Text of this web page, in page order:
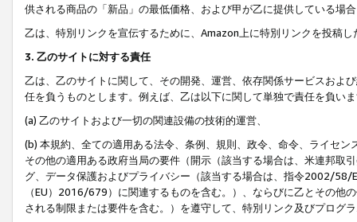
供される商品の「新品」の最低価格、および甲が乙に提供している場
乙は、特別リンクを宣伝するために、Amazon上に特別リンクを投稿
3. 乙のサイトに対する責任
乙は、乙のサイトに関して、その開発、運営、依存関係サービスおよ
任を負うものとします。例えば、乙は以下に関して単独で責任を負い
(a) 乙のサイトおよび一切の関連設備の技術的運営、
(b) 本規約、全ての適用ある法令、条例、規則、政令、命令、ライセ
その他の適用ある政府当局の要件（開示（該当する場合は、米連邦取
グ、データ保護およびプライバシー（該当する場合は、指令2002/58/
（EU）2016/679）に関連するものを含む。）、ならびに乙とその他
される制限または要件を含む。）を遵守して、特別リンク及びプログ